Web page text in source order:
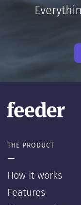
THE PRODUCT
—
How it works
Features